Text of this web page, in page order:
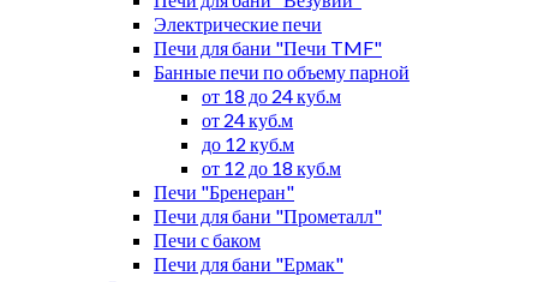
Электрические печи
Печи для бани "Печи TMF"
Банные печи по объему парной
от 18 до 24 куб.м
от 24 куб.м
до 12 куб.м
от 12 до 18 куб.м
Печи "Бренеран"
Печи для бани "Прометалл"
Печи с баком
Печи для бани "Ермак"